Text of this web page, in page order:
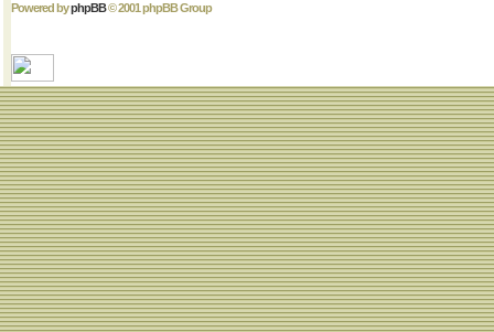
Powered byphpBB© 2001 phpBB Group